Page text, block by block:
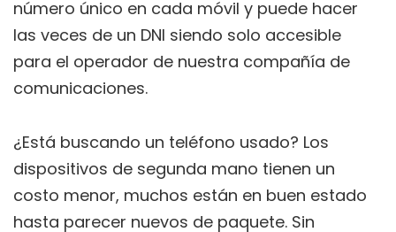
número único en cada móvil y puede hacer
las veces de un DNI siendo solo accesible
para el operador de nuestra compañía de
comunicaciones.
¿Está buscando un teléfono usado? Los
dispositivos de segunda mano tienen un
costo menor, muchos están en buen estado
hasta parecer nuevos de paquete. Sin